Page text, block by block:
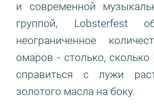
и современной
группой, Lobsterfest
неограниченное
омаров - столько,
справиться с лужи
золотого масла на боку.